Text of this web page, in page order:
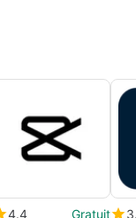
4.4
Gratuit